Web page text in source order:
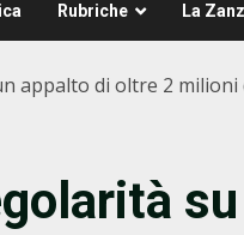
Rubriche La
appalto di oltre 2 milioni